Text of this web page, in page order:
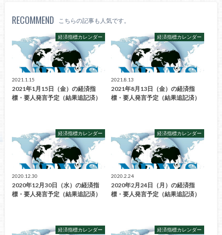
RECOMMEND こちらの記事も人気です。
経済指標カレンダー
2021.1.15
2021年1月15日（金）の経済指
標・要人発言予定（結果追記済）
経済指標カレンダー
2021.8.13
2021年8月13日（金）の経済指
標・要人発言予定（結果追記済）
経済指標カレンダー
2020.12.30
2020年12月30日（水）の経済指
標・要人発言予定（結果追記済）
経済指標カレンダー
2020.2.24
2020年2月24日（月）の経済指
標・要人発言予定（結果追記済）
経済指標カレンダー 経済指標カレンダー